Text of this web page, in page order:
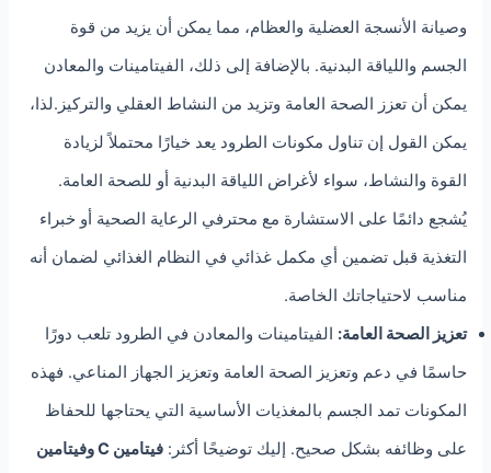
وصيانة الأنسجة العضلية والعظام، مما يمكن أن يزيد من قوة
الجسم واللياقة البدنية. بالإضافة إلى ذلك، الفيتامينات والمعادن
يمكن أن تعزز الصحة العامة وتزيد من النشاط العقلي والتركيز.لذا،
يمكن القول إن تناول مكونات الطرود يعد خيارًا محتملاً لزيادة
القوة والنشاط، سواء لأغراض اللياقة البدنية أو للصحة العامة.
يُشجع دائمًا على الاستشارة مع محترفي الرعاية الصحية أو خبراء
التغذية قبل تضمين أي مكمل غذائي في النظام الغذائي لضمان أنه
مناسب لاحتياجاتك الخاصة.
تعزيز الصحة العامة: الفيتامينات والمعادن في الطرود تلعب دورًا
حاسمًا في دعم وتعزيز الصحة العامة وتعزيز الجهاز المناعي. فهذه
المكونات تمد الجسم بالمغذيات الأساسية التي يحتاجها للحفاظ
على وظائفه بشكل صحيح. إليك توضيحًا أكثر:
فيتامين C وفيتامين